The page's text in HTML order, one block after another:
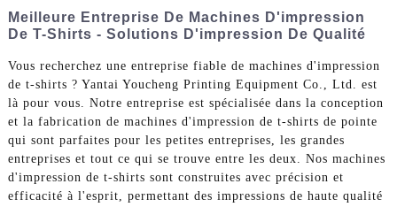
Meilleure Entreprise De Machines D'impression
De T-Shirts - Solutions D'impression De Qualité
Vous recherchez une entreprise fiable de machines d'impression
de t-shirts ? Yantai Youcheng Printing Equipment Co., Ltd. est
là pour vous. Notre entreprise est spécialisée dans la conception
et la fabrication de machines d'impression de t-shirts de pointe
qui sont parfaites pour les petites entreprises, les grandes
entreprises et tout ce qui se trouve entre les deux. Nos machines
d'impression de t-shirts sont construites avec précision et
efficacité à l'esprit, permettant des impressions de haute qualité